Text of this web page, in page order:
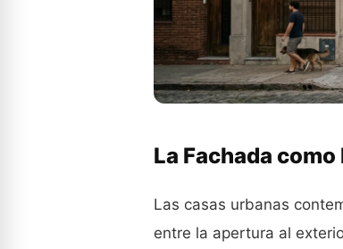
La Fachada
Las casas urbanas
entre la apertura al